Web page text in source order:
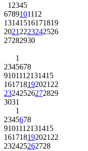
1 2345
6789101112
13141516171819
2021 2223242526
27282930
1
2345678
9101112131415
161718192021 22
23242526272829
3031
1
2345678
9101112131415
161718192021 22
232425262728